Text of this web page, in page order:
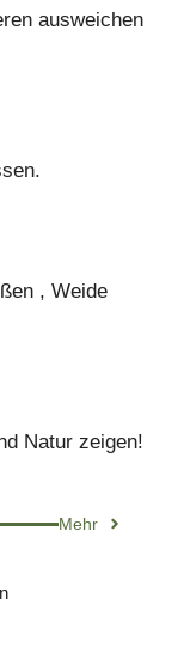
ausweichen
, Weide
Natur zeigen!
Mehr